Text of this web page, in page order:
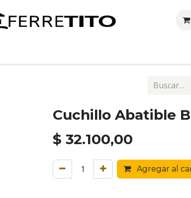
Cuchillo Abatible
$ 32.100,00
Agregar al